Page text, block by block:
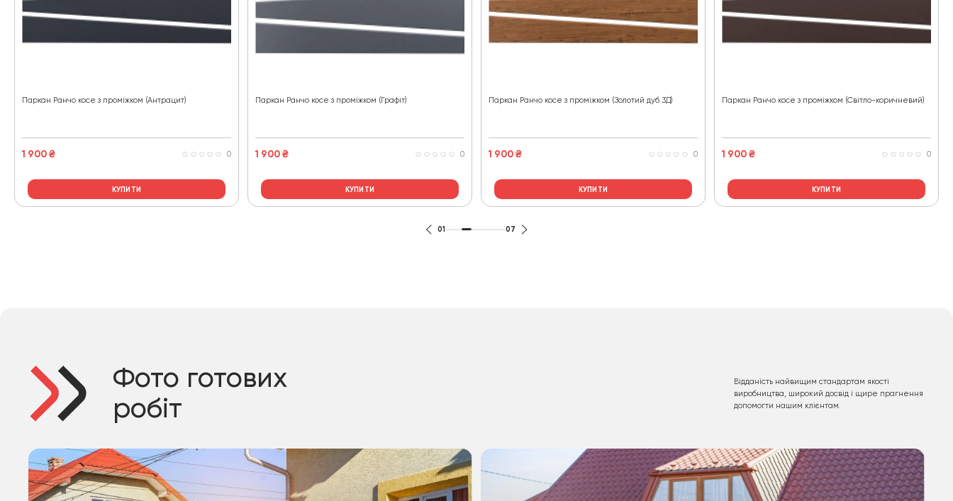
Паркан Ранчо косе з проміжком (Антрацит)
1 900₴ 0
КУПИТИ
Паркан Ранчо косе з проміжком (Графіт)
1 900₴ 0
КУПИТИ
Паркан Ранчо косе з проміжком (Золотий дуб 3Д)
1 900₴ 0
КУПИТИ
Паркан Ранчо косе з проміжком (Світло-коричневий)
1 900₴ 0
КУПИТИ
01 07
Фото готових
робіт
Відданість найвищим стандартам якості
виробництва, широкий досвід і щире прагнення
допомогти нашим клієнтам.